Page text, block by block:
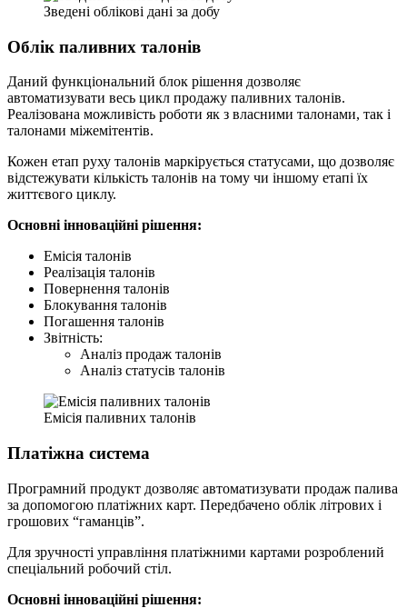
Зведені облікові дані за добу
Облік паливних талонів
Даний функціональний блок рішення дозволяє
автоматизувати весь цикл продажу паливних талонів.
Реалізована можливість роботи як з власними талонами, так і
талонами міжемітентів.
Кожен етап руху талонів маркірується статусами, що дозволяє
відстежувати кількість талонів на тому чи іншому етапі їх
життєвого циклу.
Основні інноваційні рішення:
Емісія талонів
Реалізація талонів
Повернення талонів
Блокування талонів
Погашення талонів
Звітність:
Аналіз продаж талонів
Аналіз статусів талонів
Емісія паливних талонів
Платіжна система
Програмний продукт дозволяє автоматизувати продаж палива
за допомогою платіжних карт. Передбачено облік літрових і
грошових “гаманців”.
Для зручності управління платіжними картами розроблений
спеціальний робочий стіл.
Основні інноваційні рішення: